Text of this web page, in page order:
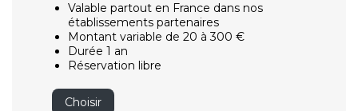
Valable partout en France dans nos
établissements partenaires
Montant variable de 20 à 300 €
Durée 1 an
Réservation libre
Choisir